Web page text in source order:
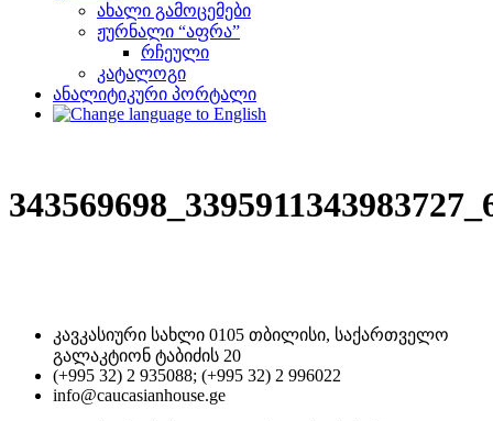
ახალი გამოცემები
ჟურნალი “აფრა”
რჩეული
კატალოგი
ანალიტიკური პორტალი
კავკასიური სახლი 0105 თბილისი, საქართველო
გალაკტიონ ტაბიძის 20
(+995 32) 2 935088; (+995 32) 2 996022
info@caucasianhouse.ge